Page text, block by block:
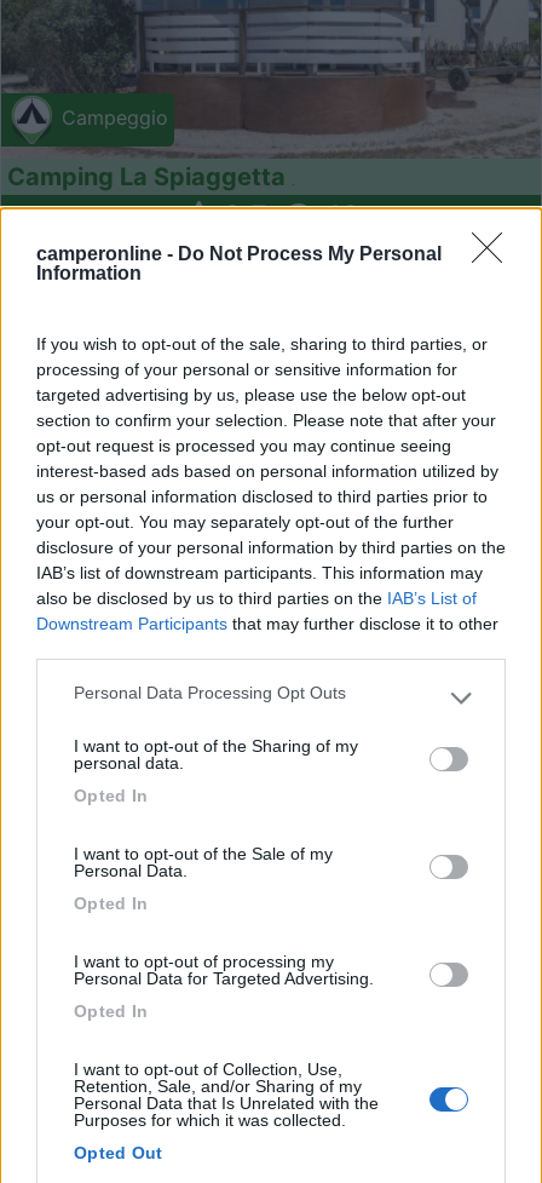
camperonline - Do Not Process My Personal
Information
If you wish to opt-out of the sale, sharing to third parties, or
processing of your personal or sensitive information for
targeted advertising by us, please use the below opt-out
section to confirm your selection. Please note that after your
opt-out request is processed you may continue seeing
interest-based ads based on personal information utilized by
us or personal information disclosed to third parties prior to
your opt-out. You may separately opt-out of the further
disclosure of your personal information by third parties on the
IAB’s list of downstream participants. This information may
also be disclosed by us to third parties on the IAB’s List of
Downstream Participants that may further disclose it to other
Please note that this website/app uses one or more Google
not limited to your visit or usage behaviour. You may click to
grant or deny consent to Google and its third-party tags to
use your data for below specified purposes in below Google
Personal Data Processing Opt Outs
I want to opt-out of the Sharing of my
personal data.
Opted In
I want to opt-out of the Sale of my
Personal Data.
Opted In
I want to opt-out of processing my
Personal Data for Targeted Advertising.
Opted In
I want to opt-out of Collection, Use,
Retention, Sale, and/or Sharing of my
Personal Data that Is Unrelated with the
Purposes for which it was collected.
Opted Out
Campeggio
Camping La Spiaggetta
8,5 19
Servizi / Posizione
A circa 550 m dal centro, immerso nel Parco di Costa di
Scicli (RG) - 231.4km
Strada provinciale 65, Km 0,400 - Sampieri
Campeggio
Campeggio Sabbiadoro
Avola (SR) - 248.2km
Contrada Chiusa di Carlo